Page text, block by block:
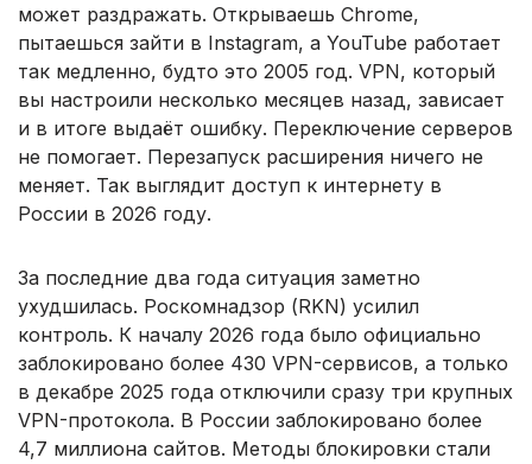
может раздражать. Открываешь Chrome,
пытаешься зайти в Instagram, а YouTube работает
так медленно, будто это 2005 год. VPN, который
вы настроили несколько месяцев назад, зависает
и в итоге выдаёт ошибку. Переключение серверов
не помогает. Перезапуск расширения ничего не
меняет. Так выглядит доступ к интернету в
России в 2026 году.
За последние два года ситуация заметно
ухудшилась. Роскомнадзор (RKN) усилил
контроль. К началу 2026 года было официально
заблокировано более 430 VPN-сервисов, а только
в декабре 2025 года отключили сразу три крупных
VPN-протокола. В России заблокировано более
4,7 миллиона сайтов. Методы блокировки стали